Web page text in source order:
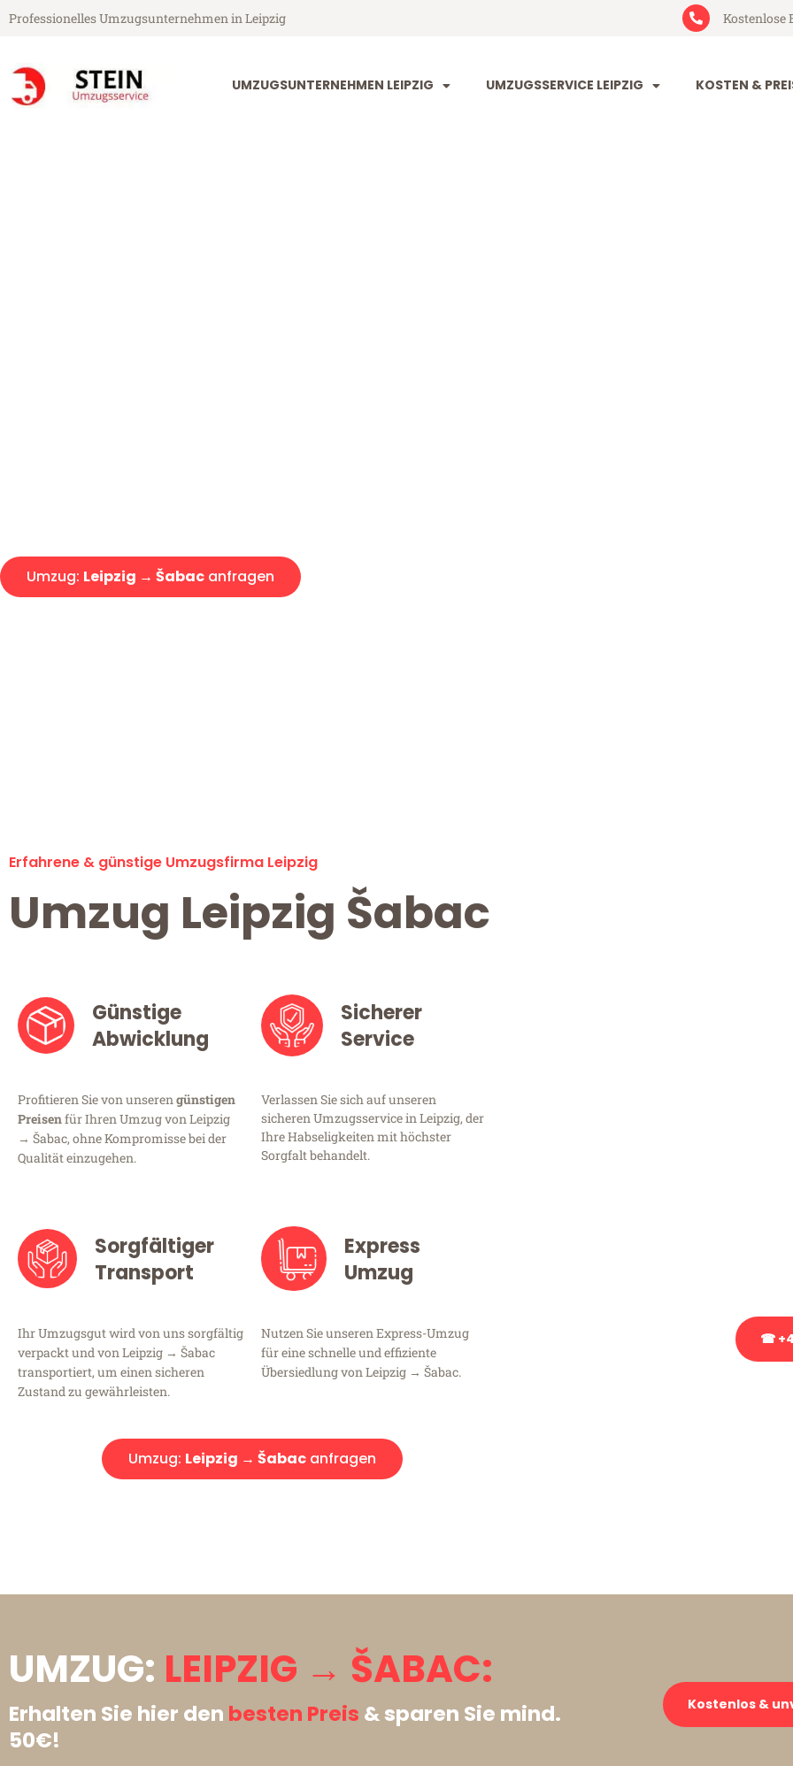
Professionelles Umzugsunternehmen in Leipzig Kostenlose
UMZUGSUNTERNEHMEN LEIPZIG UMZUGSSERVICE LEIPZIG KOSTEN &
Umzug: Leipzig → Šabac anfragen
Erfahrene & günstige Umzugsfirma Leipzig
Umzug Leipzig Šabac
Günstige
Abwicklung
Profitieren Sie von unserengünstigen
Preisenfür Ihren Umzug von Leipzig
→ Šabac, ohne Kompromisse bei der
Qualität einzugehen.
Sicherer
Service
Verlassen Sie sich auf unseren
sicheren Umzugsservice in Leipzig, der
Ihre Habseligkeiten mit höchster
Sorgfalt behandelt.
Sorgfältiger
Transport
Ihr Umzugsgut wird von uns sorgfältig
verpackt und von Leipzig → Šabac
transportiert, um einen sicheren
Zustand zu gewährleisten.
Express
Umzug
Nutzen Sie unseren Express-Umzug
für eine schnelle und effiziente
Übersiedlung von Leipzig → Šabac.
Umzug: Leipzig → Šabac anfragen
☎
UMZUG: LEIPZIG → ŠABAC:
Erhalten Sie hier den besten Preis & sparen Sie mind.
50€!
Kostenlos &